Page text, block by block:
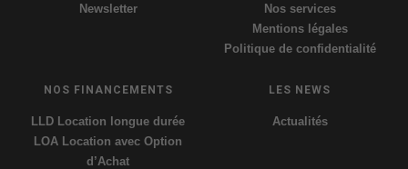
Newsletter
Nos services
Mentions légales
Politique de confidentialité
NOS FINANCEMENTS
LLD Location longue durée
LOA Location avec Option
d’Achat
LES NEWS
Actualités